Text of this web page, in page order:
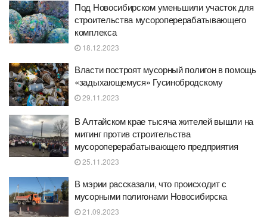
Под Новосибирском уменьшили участок для
строительства мусороперерабатывающего
комплекса
18.12.2023
Власти построят мусорный полигон в помощь
«задыхающемуся» Гусинобродскому
29.11.2023
В Алтайском крае тысяча жителей вышли на
митинг против строительства
мусороперерабатывающего предприятия
25.11.2023
В мэрии рассказали, что происходит с
мусорными полигонами Новосибирска
21.09.2023